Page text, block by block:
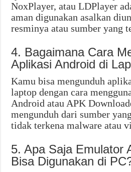
NoxPlayer, atau LDPlayer
aman digunakan asalkan
resminya atau sumber yang
4. Bagaimana Cara
Aplikasi Android di
Kamu bisa mengunduh
laptop dengan cara
Android atau APK
mengunduh dari sumber
tidak terkena malware atau
5. Apa Saja Emulator
Bisa Digunakan di